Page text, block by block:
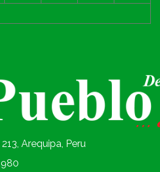
Arequipa, Peru